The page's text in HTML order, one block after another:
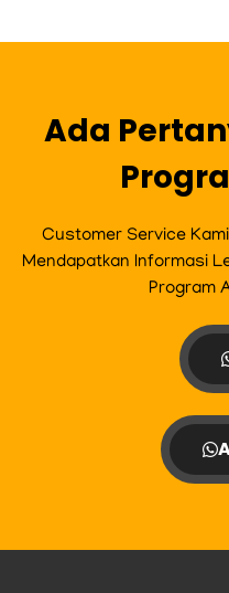
o g
m
e
Ada
Customer Service
Mendapatkan Informasi
Program